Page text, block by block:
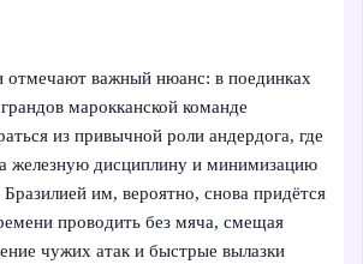
отмечают важный нюанс: в поединках
марокканской команде
из привычной роли андердога, где
железную дисциплину и минимизацию
им, вероятно, снова придётся
проводить без мяча, смещая
чужих атак и быстрые вылазки